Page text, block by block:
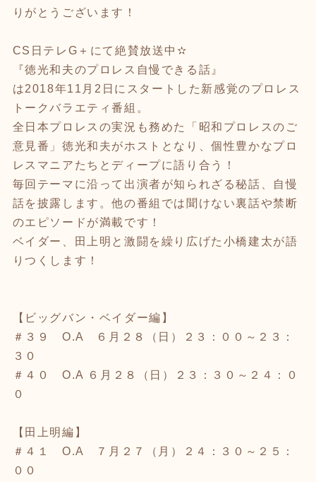
りがとうございます！
CS日テレG＋にて絶賛放送中✫
『徳光和夫のプロレス自慢できる話』
は2018年11月2日にスタートした新感覚のプロレス
トークバラエティ番組。
全日本プロレスの実況も務めた「昭和プロレスのご
意見番」徳光和夫がホストとなり、個性豊かなプロ
レスマニアたちとディープに語り合う！
毎回テーマに沿って出演者が知られざる秘話、自慢
話を披露します。他の番組では聞けない裏話や禁断
のエピソードが満載です！
ベイダー、田上明と激闘を繰り広げた小橋建太が語
りつくします！
【ビッグバン・ベイダー編】
＃３９ O.A ６月２８（日）２３：００～２３：
３０
＃４０ O.A ６月２８（日）２３：３０～２４：０
０
【田上明編】
＃４１ O.A ７月２７（月）２４：３０～２５：
００